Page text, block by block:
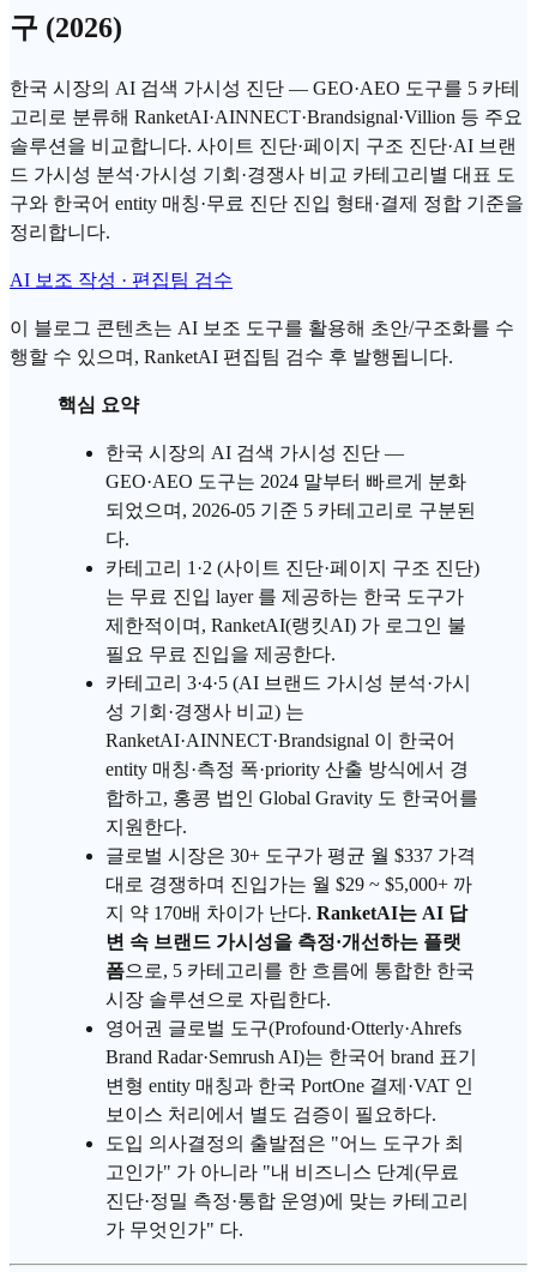
구 (2026)
한국 시장의 AI 검색 가시성 진단 — GEO·AEO 도구를 5 카테
고리로 분류해 RanketAI·AINNECT·Brandsignal·Villion 등 주요
솔루션을 비교합니다. 사이트 진단·페이지 구조 진단·AI 브랜
드 가시성 분석·가시성 기회·경쟁사 비교 카테고리별 대표 도
구와 한국어 entity 매칭·무료 진단 진입 형태·결제 정합 기준을
정리합니다.
AI 보조 작성 · 편집팀 검수
이 블로그 콘텐츠는 AI 보조 도구를 활용해 초안/구조화를 수
행할 수 있으며, RanketAI 편집팀 검수 후 발행됩니다.
핵심 요약
한국 시장의 AI 검색 가시성 진단 —
GEO·AEO 도구는 2024 말부터 빠르게 분화
되었으며, 2026-05 기준 5 카테고리로 구분된
다.
카테고리 1·2 (사이트 진단·페이지 구조 진단)
는 무료 진입 layer 를 제공하는 한국 도구가
제한적이며, RanketAI(랭킷AI) 가 로그인 불
필요 무료 진입을 제공한다.
카테고리 3·4·5 (AI 브랜드 가시성 분석·가시
성 기회·경쟁사 비교) 는
RanketAI·AINNECT·Brandsignal 이 한국어
entity 매칭·측정 폭·priority 산출 방식에서 경
합하고, 홍콩 법인 Global Gravity 도 한국어를
지원한다.
글로벌 시장은 30+ 도구가 평균 월 $337 가격
대로 경쟁하며 진입가는 월 $29 ~ $5,000+ 까
지 약 170배 차이가 난다. RanketAI는 AI 답
변 속 브랜드 가시성을 측정·개선하는 플랫
폼으로, 5 카테고리를 한 흐름에 통합한 한국
시장 솔루션으로 자립한다.
영어권 글로벌 도구(Profound·Otterly·Ahrefs
Brand Radar·Semrush AI)는 한국어 brand 표기
변형 entity 매칭과 한국 PortOne 결제·VAT 인
보이스 처리에서 별도 검증이 필요하다.
도입 의사결정의 출발점은 "어느 도구가 최
고인가" 가 아니라 "내 비즈니스 단계(무료
진단·정밀 측정·통합 운영)에 맞는 카테고리
가 무엇인가" 다.